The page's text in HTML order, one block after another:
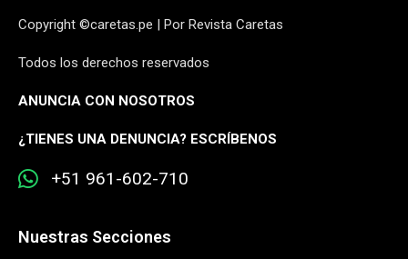
Copyright ©caretas.pe | Por Revista Caretas
Todos los derechos reservados
ANUNCIA CON NOSOTROS
¿TIENES UNA DENUNCIA? ESCRÍBENOS
+51 961-602-710
Nuestras Secciones